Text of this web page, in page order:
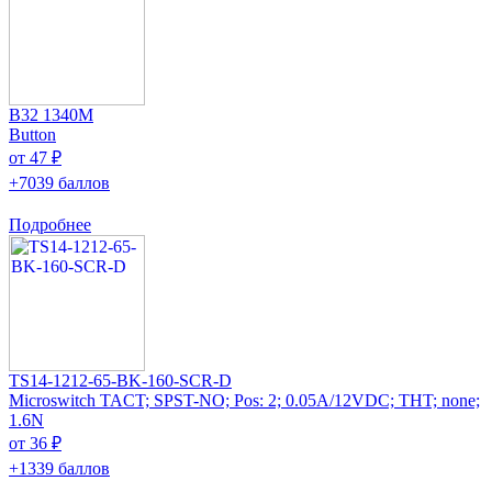
B32 1340M
Button
от 47 ₽
+7039 баллов
Подробнее
TS14-1212-65-BK-160-SCR-D
Microswitch TACT; SPST-NO; Pos: 2; 0.05A/12VDC; THT; none;
1.6N
от 36 ₽
+1339 баллов